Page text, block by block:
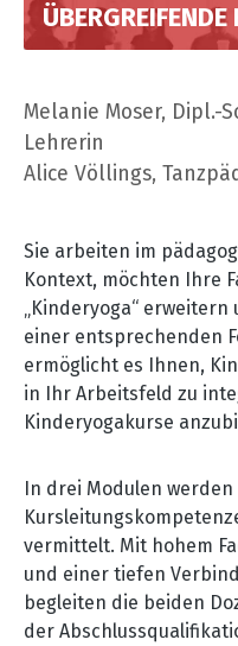
ÜBERGREIFENDE
Melanie Moser, Dipl.-
Lehrerin
Alice Völlings,
Sie arbeiten im
Kontext, möchten Ihre
„Kinderyoga“ erweitern
einer entsprechenden
ermöglicht es Ihnen,
in Ihr Arbeitsfeld zu
Kinderyogakurse
In drei Modulen
vermittelt. Mit hohem
und einer tiefen
begleiten die beiden
der